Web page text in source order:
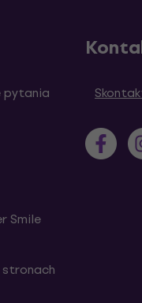
pytania
Smile
stronach